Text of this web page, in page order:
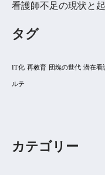
看護師不足の現状と
タグ
IT化 再教育 団塊の世代 潜在看
ルテ
カテゴリー